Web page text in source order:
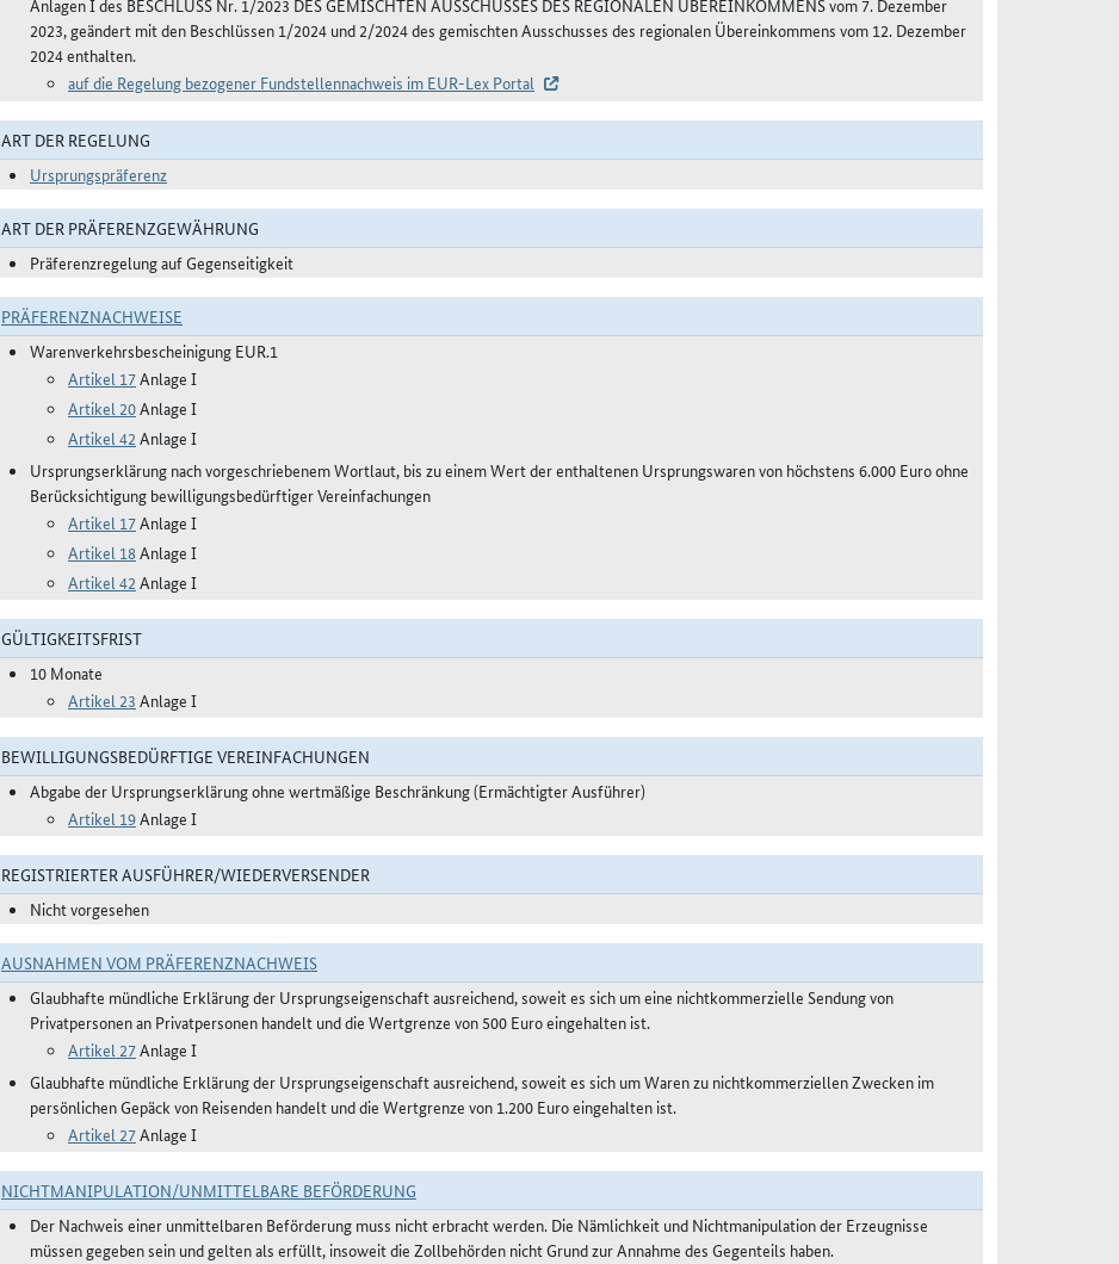
Anlagen I des BESCHLUSS Nr. 1/2023 DES GEMISCHTEN AUSSCHUSSES DES REGIONALEN ÜBEREINKOMMENS vom 7. Dezember
2023, geändert mit den Beschlüssen 1/2024 und 2/2024 des gemischten Ausschusses des regionalen Übereinkommens vom 12. Dezember
2024 enthalten.
auf die Regelung bezogener Fundstellennachweis im EUR-Lex Portal
ART DER REGELUNG
Ursprungspräferenz
ART DER PRÄFERENZGEWÄHRUNG
Präferenzregelung auf Gegenseitigkeit
PRÄFERENZNACHWEISE
Warenverkehrsbescheinigung EUR.1
Artikel 17Anlage I
Artikel 20Anlage I
Artikel 42 Anlage I
Ursprungserklärung nach vorgeschriebenem Wortlaut, bis zu einem Wert der enthaltenen Ursprungswaren von höchstens 6.000 Euro ohne
Berücksichtigung bewilligungsbedürftiger Vereinfachungen
Artikel 17Anlage I
Artikel 18Anlage I
Artikel 42 Anlage I
GÜLTIGKEITSFRIST
10 Monate
Artikel 23 Anlage I
BEWILLIGUNGSBEDÜRFTIGE VEREINFACHUNGEN
Abgabe der Ursprungserklärung ohne wertmäßige Beschränkung (Ermächtigter Ausführer)
Artikel 19Anlage I
REGISTRIERTER AUSFÜHRER/WIEDERVERSENDER
Nicht vorgesehen
AUSNAHMEN VOM PRÄFERENZNACHWEIS
Glaubhafte mündliche Erklärung der Ursprungseigenschaft ausreichend, soweit es sich um eine nichtkommerzielle Sendung von
Privatpersonen an Privatpersonen handelt und die Wertgrenze von 500 Euro eingehalten ist.
Artikel 27Anlage I
Glaubhafte mündliche Erklärung der Ursprungseigenschaft ausreichend, soweit es sich um Waren zu nichtkommerziellen Zwecken im
persönlichen Gepäck von Reisenden handelt und die Wertgrenze von 1.200 Euro eingehalten ist.
Artikel 27Anlage I
NICHTMANIPULATION/UNMITTELBARE BEFÖRDERUNG
Der Nachweis einer unmittelbaren Beförderung muss nicht erbracht werden. Die Nämlichkeit und Nichtmanipulation der Erzeugnisse
müssen gegeben sein und gelten als erfüllt, insoweit die Zollbehörden nicht Grund zur Annahme des Gegenteils haben.